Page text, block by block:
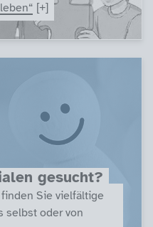
gesucht?
Sie vielfältige
selbst oder von